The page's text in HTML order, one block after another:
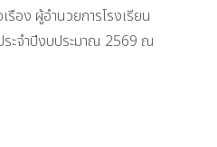
อง ผู้อำนวยการโรงเรียน
ะจำปีงบประมาณ 2569 ณ